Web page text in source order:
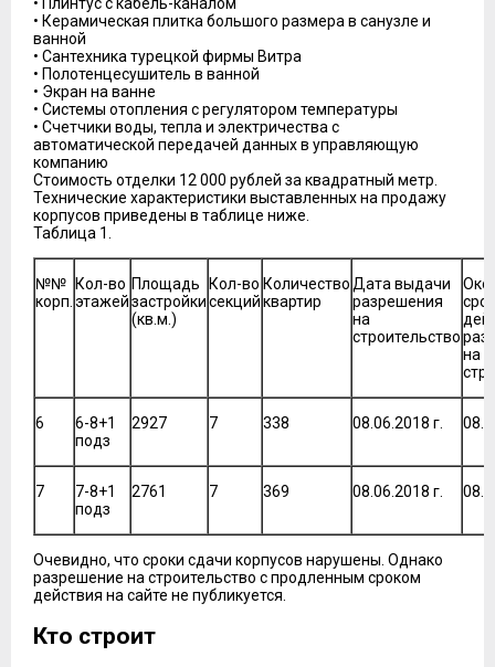
• Керамическая плитка большого размера в санузле и
ванной
• Сантехника турецкой фирмы Витра
• Полотенцесушитель в ванной
• Экран на ванне
• Системы отопления с регулятором температуры
• Счетчики воды, тепла и электричества с
автоматической передачей данных в управляющую
компанию
Стоимость отделки 12 000 рублей за квадратный метр.
Технические характеристики выставленных на продажу
корпусов приведены в таблице ниже.
Таблица 1.
№№
корп.
Кол-во
этажей
Площадь
застройки
(кв.м.)
Кол-во
секций
Количество
квартир
Дата выдачи
разрешения
на
строительство
на
6
6-8+1
подз
2927 7 338 08.06.2018 г.
7
7-8+1
подз
2761 7 369 08.06.2018 г.
Очевидно, что сроки сдачи корпусов нарушены. Однако
разрешение на строительство с продленным сроком
действия на сайте не публикуется.
Кто строит